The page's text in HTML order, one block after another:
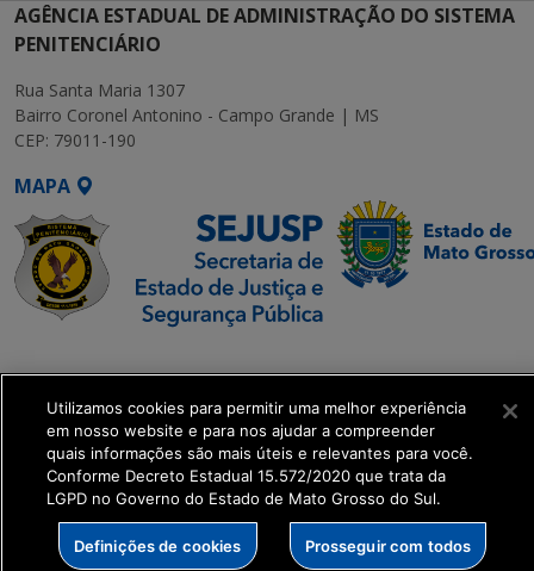
AGÊNCIA ESTADUAL DE ADMINISTRAÇÃO DO SISTEMA
PENITENCIÁRIO
Rua Santa Maria 1307
Bairro Coronel Antonino - Campo Grande | MS
CEP: 79011-190
MAPA
Transformação Digital
get_footer();
Utilizamos cookies para permitir uma melhor experiência
em nosso website e para nos ajudar a compreender
quais informações são mais úteis e relevantes para você.
Conforme Decreto Estadual 15.572/2020 que trata da
LGPD no Governo do Estado de Mato Grosso do Sul.
Definições de cookies Prosseguir com todos